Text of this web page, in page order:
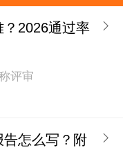
2026通过率
评审
怎么写？附